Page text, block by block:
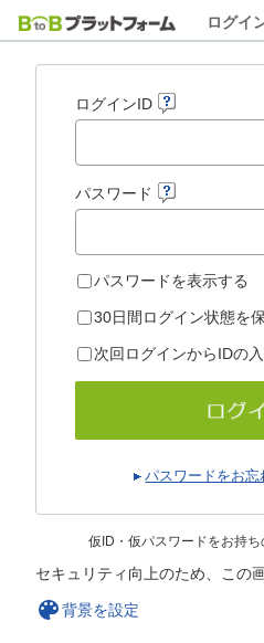
ログイ
ログインID
パスワード
パスワードを表示する
30日間ログイン状態を
次回ログインからIDの
パスワードをお忘
仮ID・仮パスワードをお持ち
セキュリティ向上のため、この
背景を設定